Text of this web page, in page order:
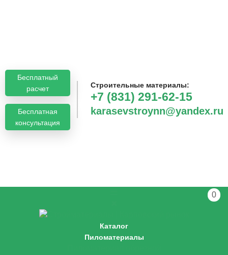
Бесплатный
расчет
Бесплатная
консультация
Строительные материалы:
+7 (831) 291-62-15
karasevstroynn@yandex.ru
Каталог
Пиломатериалы
0